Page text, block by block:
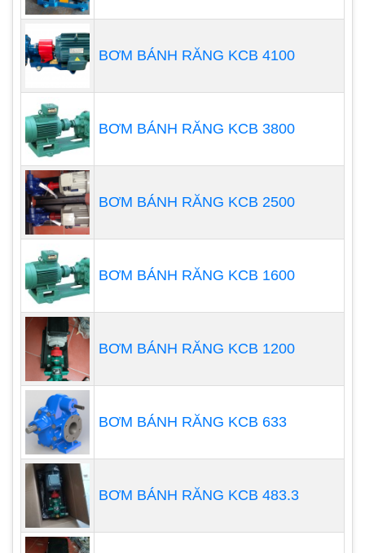
2: LÀM THẾ NÀO ĐỂ LÀM VIỆC HOA HỒNG
KHÔNG KHÍ?
Một cánh quạt ở trung tâm của máy thổi khí hút
không khí và tạo ra luồng không khí xoắn ốc do đó
tạo ra một áp lực động buộc không khí đi qua một
đường cong và ra khỏi máy thổi. Các mức tốc độ
khác nhau được đặt cho các loại làm sạch khác
nhau, chẳng hạn như làm sạch các linh kiện điện
tử, lá rụng trong khu vực vườn, v.v.
3: NHIỆM VỤ CỦA MÁY BAY AIR:
BƠM BÁNH RĂNG KCB 4100
BƠM BÁNH RĂNG KCB 3800
BƠM BÁNH RĂNG KCB 2500
BƠM BÁNH RĂNG KCB 1600
BƠM BÁNH RĂNG KCB 1200
BƠM BÁNH RĂNG KCB 633
BƠM BÁNH RĂNG KCB 483.3